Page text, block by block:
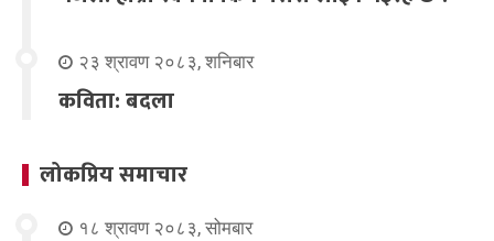
२३ श्रावण २०८३, शनिबार
कविता: बदला
लोकप्रिय समाचार
१८ श्रावण २०८३, सोमबार